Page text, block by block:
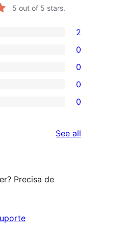
5 out of 5 stars.
2
0
0
0
0
See all
Precisa de